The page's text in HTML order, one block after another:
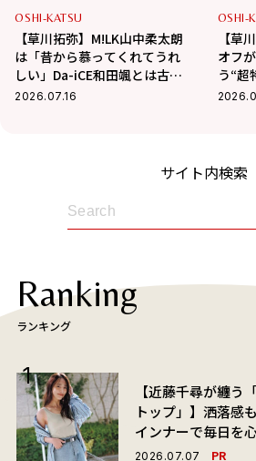
OSHI-KATSU
【草川拓弥】M!LK山中柔太朗
は「昔から慕ってくれてうれ
しい」Da-iCE和田颯とは古着
屋へ！華麗な交友関係に迫る
2026.07.16
OSHI-
【草
オフ
う“超
BBQ”
サイト内検索
Ranking
ランキング
【近藤千尋が纏う
トップ」】洒落感
インナーで毎日を
2026.07.07 PR